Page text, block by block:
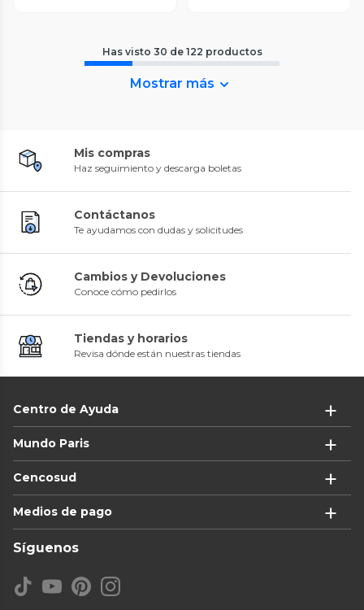
Has visto 30 de 122 productos
Mostrar más
Mis compras
Haz seguimiento y descarga boletas
Contáctanos
Te ayudamos con dudas y solicitudes
Cambios y Devoluciones
Conoce cómo pedirlos
Tiendas y horarios
Revisa dónde están nuestras tiendas
Centro de Ayuda
Mundo Paris
Cencosud
Medios de pago
Síguenos